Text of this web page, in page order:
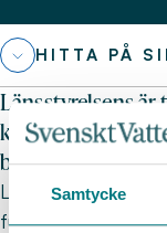
Samtycke
HITTA PÅ
Länsstyrelsens
kommunen
behovet av
Länsstyrelsen
fullgör